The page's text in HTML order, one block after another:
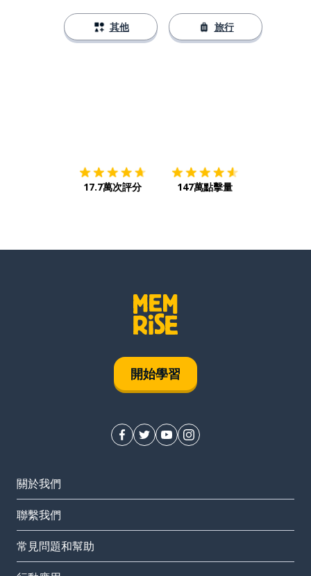
其他 旅行
17.7萬次評分 147萬點擊量
開始學習
關於我們
聯繫我們
常見問題和幫助